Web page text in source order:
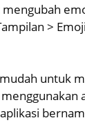
mengubah
>
untuk